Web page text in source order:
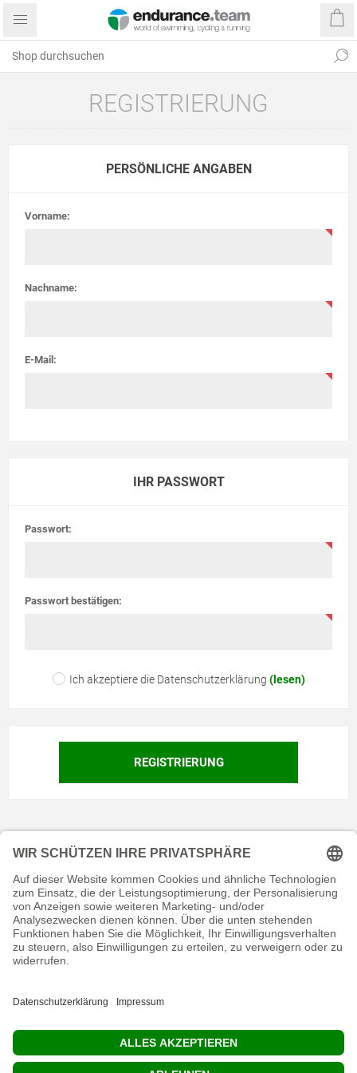
REGISTRIERUNG
PERSÖNLICHE ANGABEN
Vorname:
Nachname:
E-Mail:
IHR PASSWORT
Passwort:
Passwort bestätigen:
Ich akzeptiere die Datenschutzerklärung (lesen)
KONTAKT
RECHTLICHES
INFORMATIVES
MEIN KONTO